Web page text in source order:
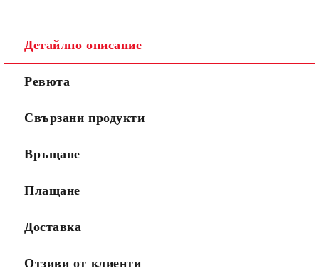
Детайлно описание
Ревюта
Свързани продукти
Връщане
Плащане
Доставка
Отзиви от клиенти